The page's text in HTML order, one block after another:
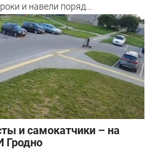
и навели поряд...
и самокатчики – на
Гродно